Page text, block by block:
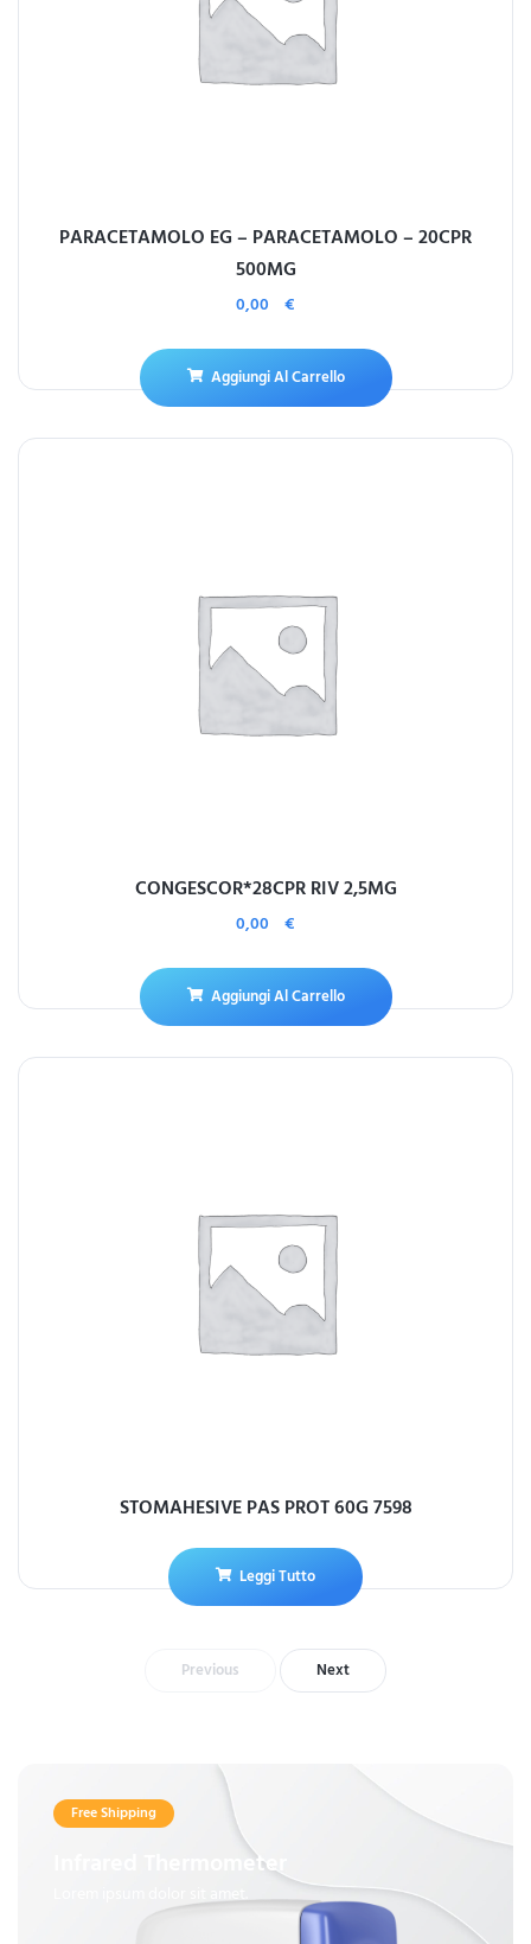
PARACETAMOLO EG – PARACETAMOLO – 20CPR
500MG
0,00 €
Aggiungi Al Carrello
CONGESCOR*28CPR RIV 2,5MG
0,00 €
Aggiungi Al Carrello
STOMAHESIVE PAS PROT 60G 7598
Leggi Tutto
Previous Next
Free Shipping
Infrared Thermometer
Lorem ipsum dolor sit amet.